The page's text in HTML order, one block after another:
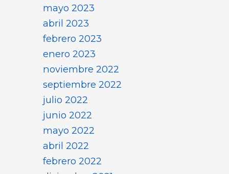
mayo 2023
abril 2023
febrero 2023
enero 2023
noviembre 2022
septiembre 2022
julio 2022
junio 2022
mayo 2022
abril 2022
febrero 2022